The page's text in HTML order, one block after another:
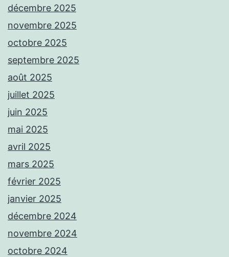
décembre 2025
novembre 2025
octobre 2025
septembre 2025
août 2025
juillet 2025
juin 2025
mai 2025
avril 2025
mars 2025
février 2025
janvier 2025
décembre 2024
novembre 2024
octobre 2024